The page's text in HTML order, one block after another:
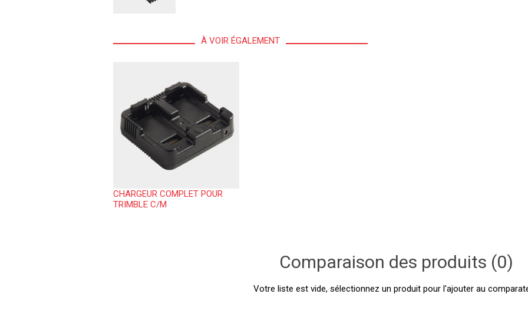
À VOIR ÉGALEMENT
CHARGEUR COMPLET POUR
TRIMBLE C/M
Comparaison des produits (0)
Votre liste est vide, sélectionnez un produit pour l'ajouter au